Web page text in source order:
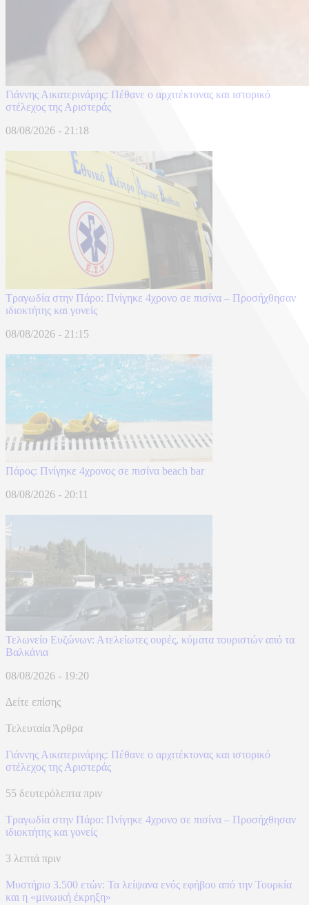
Γιάννης Αικατερινάρης: Πέθανε ο αρχιτέκτονας και ιστορικό
στέλεχος της Αριστεράς
08/08/2026 - 21:18
Τραγωδία στην Πάρο: Πνίγηκε 4χρονο σε πισίνα – Προσήχθησαν
ιδιοκτήτης και γονείς
08/08/2026 - 21:15
Πάρος: Πνίγηκε 4χρονος σε πισίνα beach bar
08/08/2026 - 20:11
Τελωνείο Ευζώνων: Ατελείωτες ουρές, κύματα τουριστών από τα
Βαλκάνια
08/08/2026 - 19:20
Δείτε επίσης
Τελευταία Άρθρα
Γιάννης Αικατερινάρης: Πέθανε ο αρχιτέκτονας και ιστορικό
στέλεχος της Αριστεράς
55 δευτερόλεπτα πριν
Τραγωδία στην Πάρο: Πνίγηκε 4χρονο σε πισίνα – Προσήχθησαν
ιδιοκτήτης και γονείς
3 λεπτά πριν
Μυστήριο 3.500 ετών: Τα λείψανα ενός εφήβου από την Τουρκία
και η «μινωική έκρηξη»